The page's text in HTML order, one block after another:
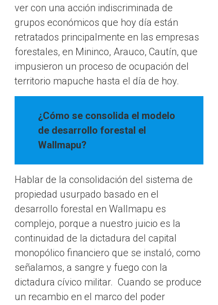
ver con una acción indiscriminada de
grupos económicos que hoy día están
retratados principalmente en las empresas
forestales, en Mininco, Arauco, Cautín, que
impusieron un proceso de ocupación del
territorio mapuche hasta el día de hoy.
¿Cómo se consolida el modelo
de desarrollo forestal el
Wallmapu?
Hablar de la consolidación del sistema de
propiedad usurpado basado en el
desarrollo forestal en Wallmapu es
complejo, porque a nuestro juicio es la
continuidad de la dictadura del capital
monopólico financiero que se instaló, como
señalamos, a sangre y fuego con la
dictadura cívico militar. Cuando se produce
un recambio en el marco del poder